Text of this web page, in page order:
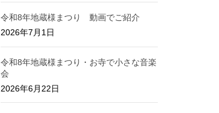
令和8年地蔵様まつり 動画でご紹介
2026年7月1日
令和8年地蔵様まつり・お寺で小さな音楽
会
2026年6月22日